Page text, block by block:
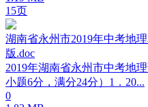
15页
湖南省永州市2019年中考地
版.doc
2019年湖南省永州市中考地
小题6分，满分24分）1．20...
0